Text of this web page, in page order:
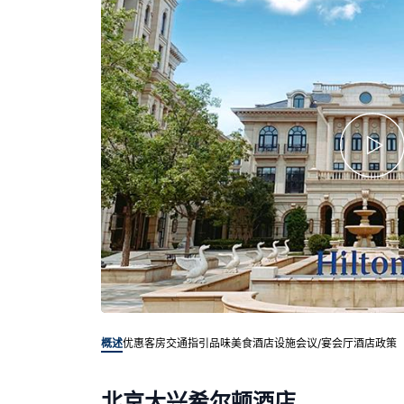
概述优惠客房交通指引 品味美食酒店设施会议/宴会厅酒店政策